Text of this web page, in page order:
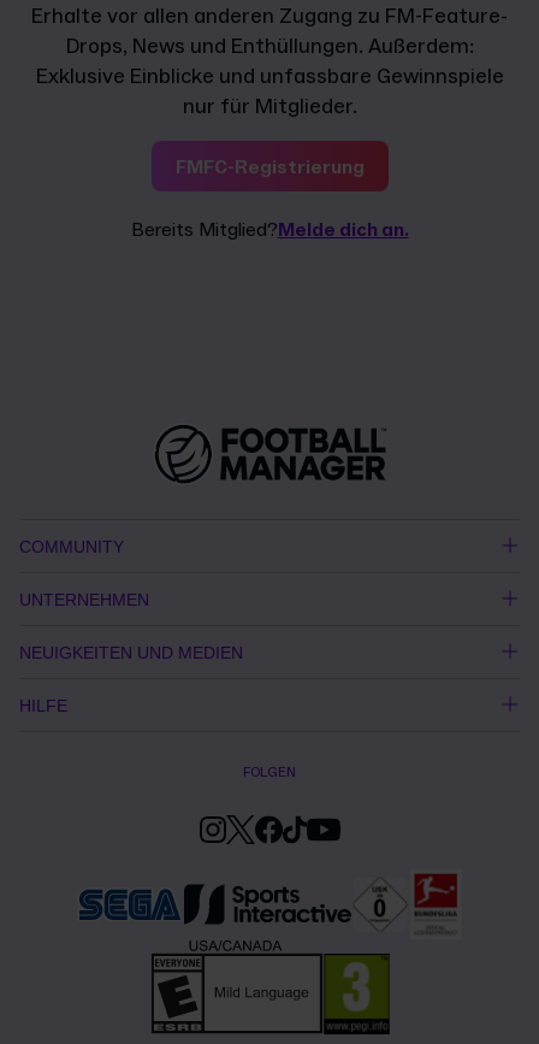
Erhalte vor allen anderen Zugang zu FM-Feature-
Drops, News und Enthüllungen. Außerdem:
Exklusive Einblicke und unfassbare Gewinnspiele
nur für Mitglieder.
FMFC-Registrierung
Bereits Mitglied?Melde dich an.
COMMUNITY
UNTERNEHMEN
NEUIGKEITEN UND MEDIEN
HILFE
FOLGEN